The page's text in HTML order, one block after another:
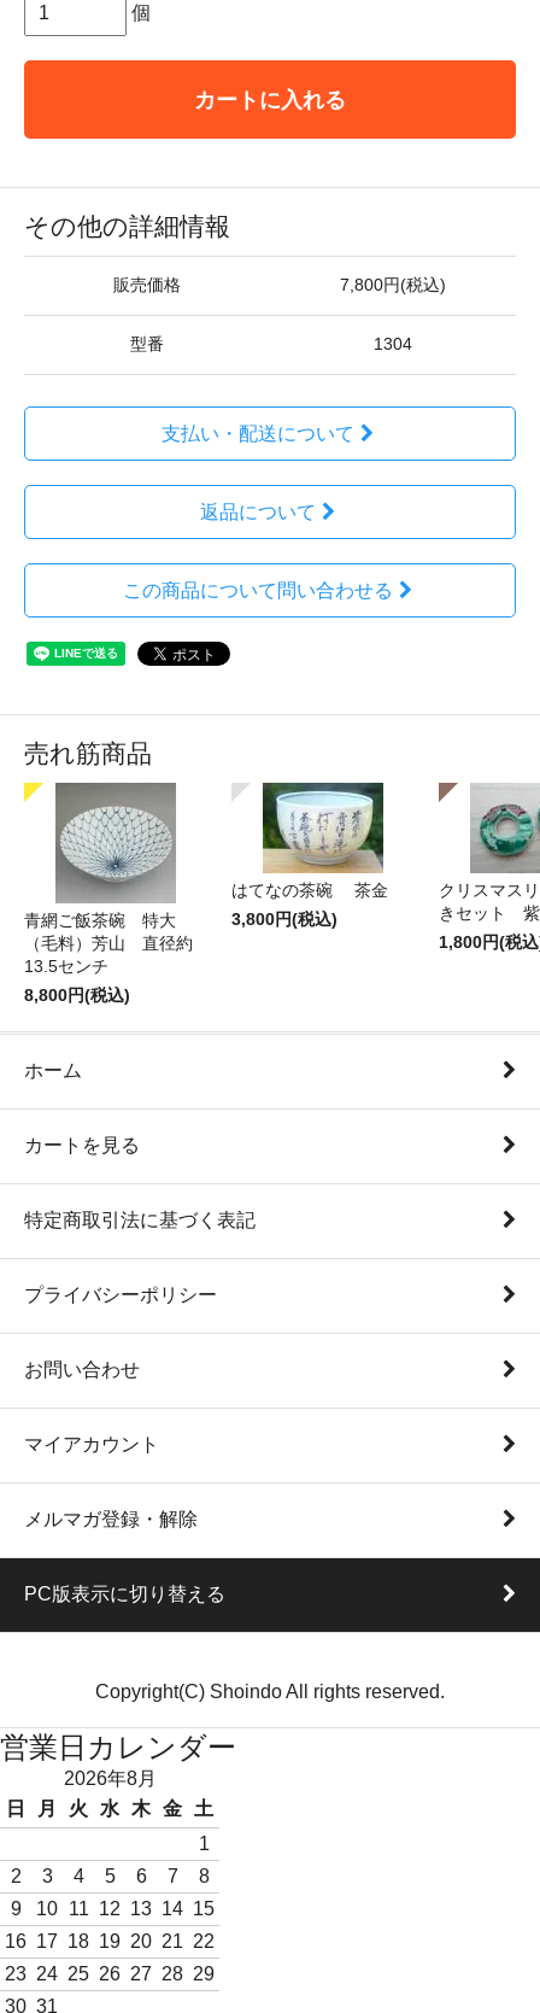
個
カートに入れる
その他の詳細情報
販売価格 7,800円(税込)
型番 1304
支払い・配送について
返品について
この商品について問い合わせる
売れ筋商品
青網ご飯茶碗 特大
（毛料）芳山 直径約
13.5センチ
8,800円(税込)
はてなの茶碗 茶金
3,800円(税込)
クリスマス
きセット
1,800円(税
ホーム
カートを見る
特定商取引法に基づく表記
プライバシーポリシー
お問い合わせ
マイアカウント
メルマガ登録・解除
PC版表示に切り替える
Copyright(C) Shoindo All rights reserved.
営業日カレンダー
2026年8月
日
月 火 水 木 金
土
1
2
3 4 5 6 7
8
9
10 11 12 13 14 15
16 17 18 19 20 21 22
23 24 25 26 27 28 29
30 31